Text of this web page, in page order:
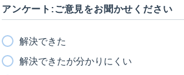
アンケート:ご意見をお聞かせください
解決できた
解決できたが分かりにくい